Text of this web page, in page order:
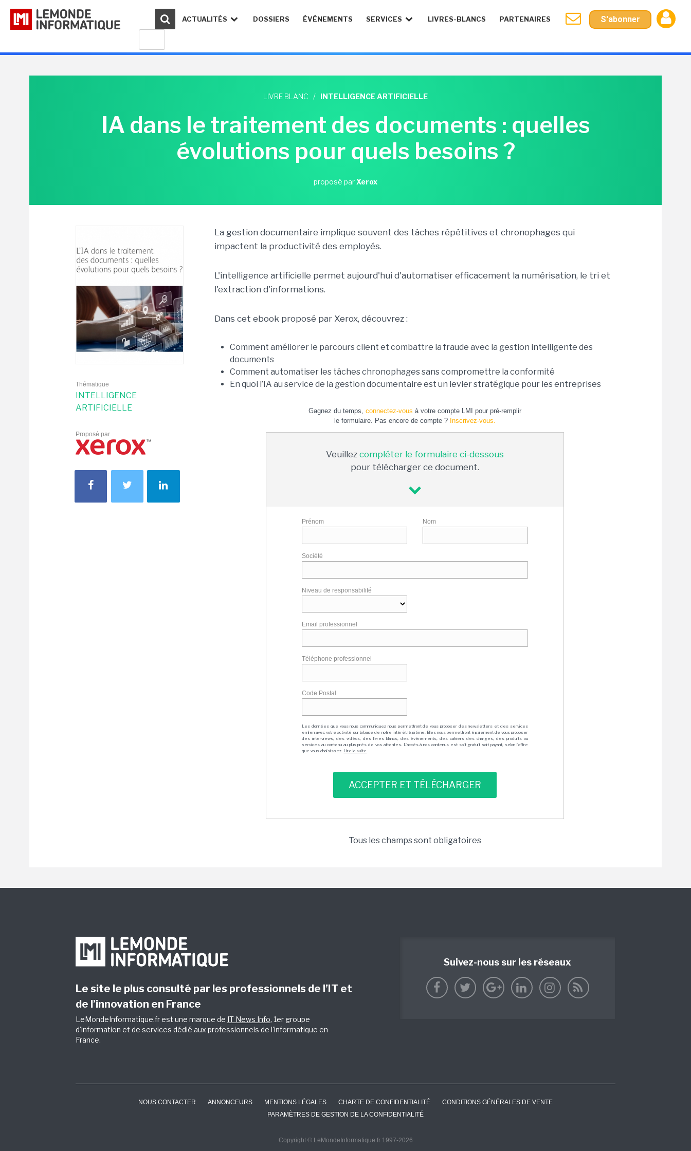
ACTUALITÉS DOSSIERS ÉVÉNEMENTS SERVICES LIVRES-BLANCS PARTENAIRES S'abonner
LIVRE BLANC / INTELLIGENCE ARTIFICIELLE
IA dans le traitement des documents : quelles
évolutions pour quels besoins ?
proposé parXerox
Thématique
INTELLIGENCE
ARTIFICIELLE
Proposé par
La gestion documentaire implique souvent des tâches répétitives et chronophages qui
impactent la productivité des employés.
L'intelligence artificielle permet aujourd'hui d'automatiser efficacement la numérisation, le tri et
l'extraction d'informations.
Dans cet ebook proposé par Xerox, découvrez :
Comment améliorer le parcours client et combattre la fraude avec la gestion intelligente des
documents
Comment automatiser les tâches chronophages sans compromettre la conformité
En quoi l’IA au service de la gestion documentaire est un levier stratégique pour les entreprises
Gagnez du temps, connectez-vous à votre compte LMI pour pré-remplir
le formulaire. Pas encore de compte ? Inscrivez-vous.
Veuillez compléter le formulaire ci-dessous
pour télécharger ce document.
Prénom Nom
Société
Niveau de responsabilité
Email professionnel
Téléphone professionnel
Code Postal
Les données que vous nous communiquez nous permettront de vous proposer des newsletters et des services
en lien avec votre activité sur la base de notre intérêt légitime. Elles nous permettront également de vous proposer
des interviews, des vidéos, des livres blancs, des événements, des cahiers des charges, des produits ou
services au contenu au plus près de vos attentes. L'accès à nos contenus est soit gratuit soit payant, selon l'offre
que vous choisissez. Lire la suite
Tous les champs sont obligatoires
Le site le plus consulté par les professionnels de l’IT et
de l’innovation en France
LeMondeInformatique.fr est une marque de IT News Info, 1er groupe
d'information et de services dédié aux professionnels de l'informatique en
France.
Suivez-nous sur les réseaux
NOUS CONTACTER ANNONCEURS MENTIONS LÉGALES CHARTE DE CONFIDENTIALITÉ
CONDITIONS GÉNÉRALES DE VENTE
PARAMÈTRES DE GESTION DE LA CONFIDENTIALITÉ
Copyright © LeMondeInformatique.fr 1997-2026